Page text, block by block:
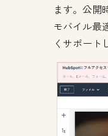
ます。公開
モバイル最
くサポート